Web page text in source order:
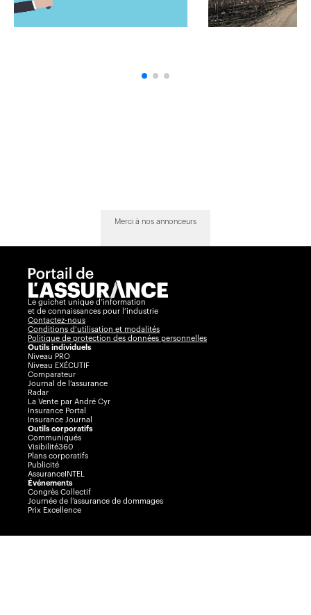
Merci à nos annonceurs
Le guichet unique d’information
et de connaissances pour l’industrie
Contactez-nous
Conditions d’utilisation et modalités
Politique de protection des données personnelles
Outils individuels
Niveau PRO
Niveau EXÉCUTIF
Comparateur
Journal de l’assurance
Radar
La Vente par André Cyr
Insurance Portal
Insurance Journal
Outils corporatifs
Communiqués
Visibilité360
Plans corporatifs
Publicité
AssuranceINTEL
Événements
Congrès Collectif
Journée de l’assurance de dommages
Prix Excellence